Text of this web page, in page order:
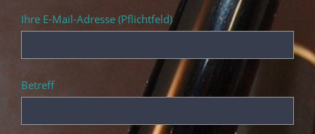
Ihre E-Mail-Adresse (Pflichtfeld)
Betreff